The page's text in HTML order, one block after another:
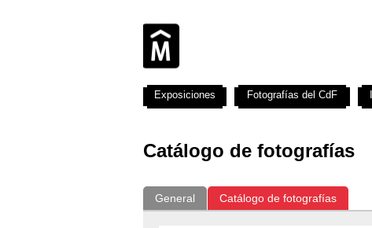
Catálogo de fotografías
General Catálogo de fotografías
Exposiciones Fotografías del CdF